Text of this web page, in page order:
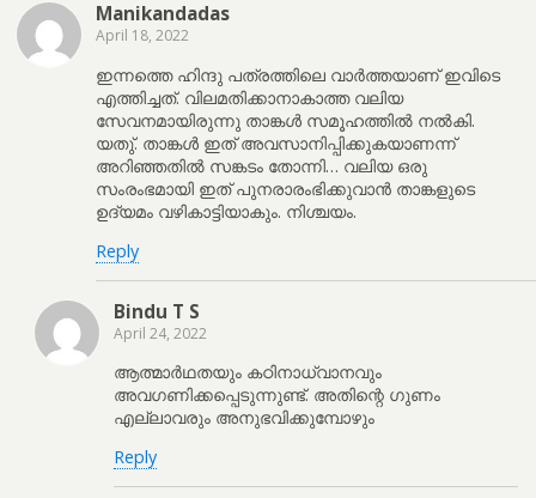
Manikandadas
April 18, 2022
ഇന്നത്തെ ഹിന്ദു പത്രത്തിലെ വാർത്തയാണ് ഇവിടെ
എത്തിച്ചത്. വിലമതിക്കാനാകാത്ത വലിയ
സേവനമായിരുന്നു താങ്കൾ സമൂഹത്തിൽ നൽകി.
യതു്. താങ്കൾ ഇത് അവസാനിപ്പിക്കുകയാണന്ന്
അറിഞ്ഞതിൽ സങ്കടം തോന്നി… വലിയ ഒരു
സംരംഭമായി ഇത് പുനരാരംഭിക്കുവാൻ താങ്കളുടെ
ഉദ്യമം വഴികാട്ടിയാകും. നിശ്ചയം.
Reply
Bindu T S
April 24, 2022
ആത്മാർഥതയും കഠിനാധ്വാനവും
അവഗണിക്കപ്പെടുന്നുണ്ട്. അതിന്റെ ഗുണം
എല്ലാവരും അനുഭവിക്കുമ്പോഴും
Reply